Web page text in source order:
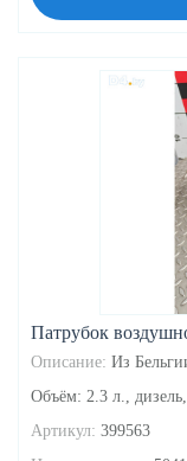
Патрубок
Описание: Из
Объём: 2.3 л., дизель,
Артикул: 399563